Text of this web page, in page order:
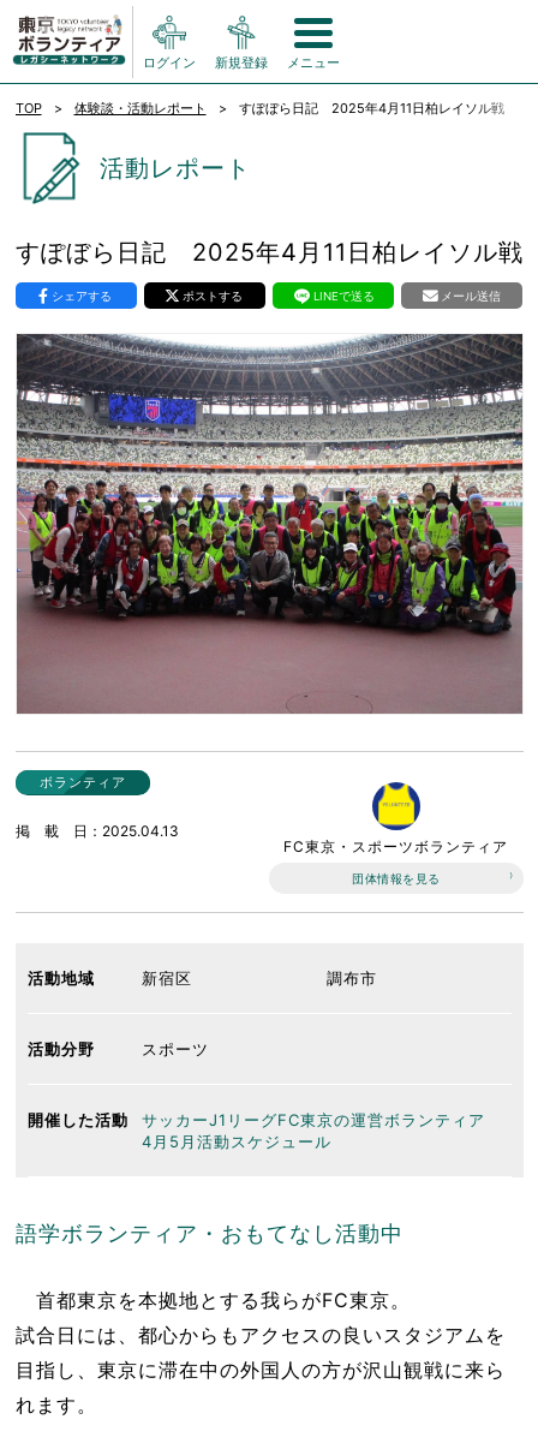
ログイン 新規登録 メニュー
TOP 体験談・活動レポート すぽぼら日記 2025年4月11日柏レイソル戦
活動レポート
すぽぼら日記 2025年4月11日柏レイソル戦
シェアする ポストする LINEで送る メール送信
ボランティア
掲載日
2025.04.13
FC東京・スポーツボランティア
団体情報を見る
活動地域 新宿区 調布市
活動分野 スポーツ
開催した活動
サッカーJ1リーグFC東京の運営ボランティア
4月5月活動スケジュール
語学ボランティア・おもてなし活動中
首都東京を本拠地とする我らがFC東京。
試合日には、都心からもアクセスの良いスタジアムを
目指し、東京に滞在中の外国人の方が沢山観戦に来ら
れます。